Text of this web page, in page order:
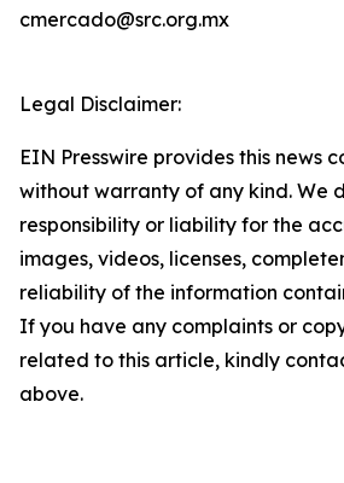
cmercado@src.org.mx
Legal Disclaimer:
EIN Presswire provides this news
without warranty of any kind. We
responsibility or liability for the
images, videos, licenses,
reliability of the information
If you have any complaints or
related to this article, kindly
above.